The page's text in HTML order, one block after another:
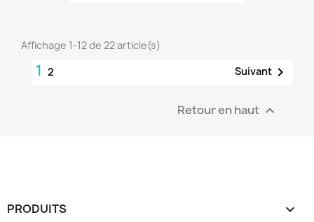
Affichage 1-12 de 22 article(s)
1 2 Suivant 
Retour en haut 
PRODUITS 